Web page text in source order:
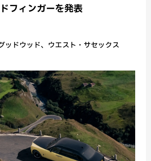
フィンガーを発表
ドウッド、ウエスト・サセックス